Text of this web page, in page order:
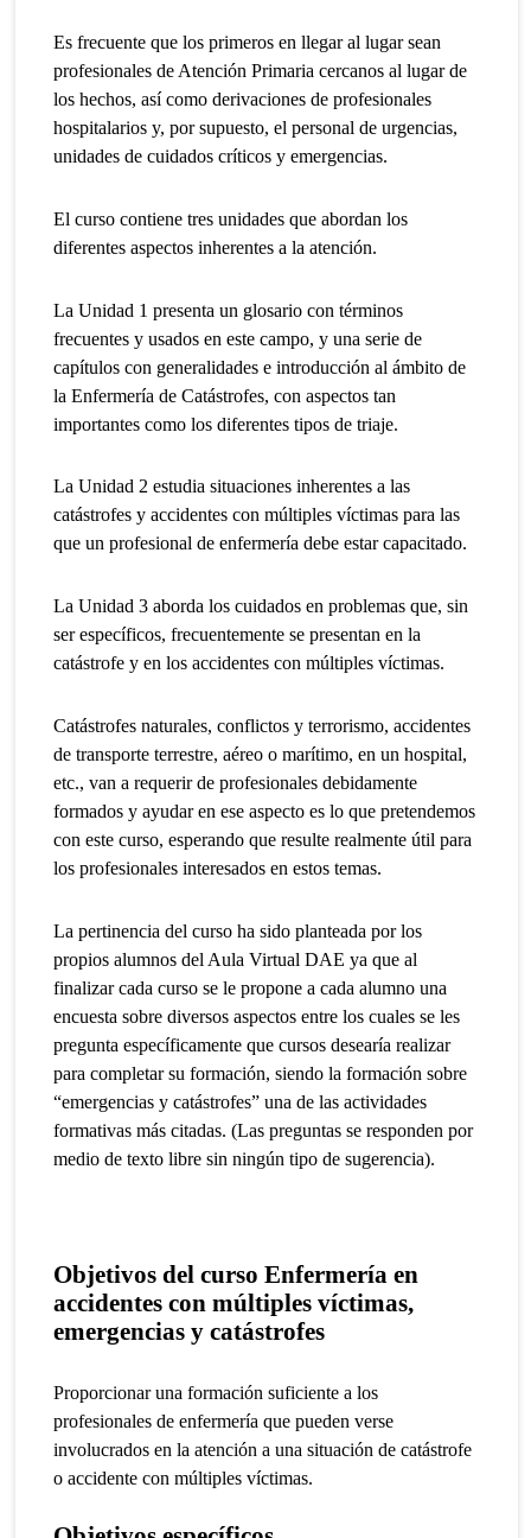
Es frecuente que los primeros en llegar al lugar sean
profesionales de Atención Primaria cercanos al lugar de
los hechos, así como derivaciones de profesionales
hospitalarios y, por supuesto, el personal de urgencias,
unidades de cuidados críticos y emergencias.
El curso contiene tres unidades que abordan los
diferentes aspectos inherentes a la atención.
La Unidad 1 presenta un glosario con términos
frecuentes y usados en este campo, y una serie de
capítulos con generalidades e introducción al ámbito de
la Enfermería de Catástrofes, con aspectos tan
importantes como los diferentes tipos de triaje.
La Unidad 2 estudia situaciones inherentes a las
catástrofes y accidentes con múltiples víctimas para las
que un profesional de enfermería debe estar capacitado.
La Unidad 3 aborda los cuidados en problemas que, sin
ser específicos, frecuentemente se presentan en la
catástrofe y en los accidentes con múltiples víctimas.
Catástrofes naturales, conflictos y terrorismo, accidentes
de transporte terrestre, aéreo o marítimo, en un hospital,
etc., van a requerir de profesionales debidamente
formados y ayudar en ese aspecto es lo que pretendemos
con este curso, esperando que resulte realmente útil para
los profesionales interesados en estos temas.
La pertinencia del curso ha sido planteada por los
propios alumnos del Aula Virtual DAE ya que al
finalizar cada curso se le propone a cada alumno una
encuesta sobre diversos aspectos entre los cuales se les
pregunta específicamente que cursos desearía realizar
para completar su formación, siendo la formación sobre
“emergencias y catástrofes” una de las actividades
formativas más citadas. (Las preguntas se responden por
medio de texto libre sin ningún tipo de sugerencia).
Objetivos del curso Enfermería en
accidentes con múltiples víctimas,
emergencias y catástrofes
Proporcionar una formación suficiente a los
profesionales de enfermería que pueden verse
involucrados en la atención a una situación de catástrofe
o accidente con múltiples víctimas.